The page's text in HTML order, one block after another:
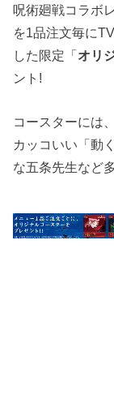
呪術廻戦コラボ
を1品注文毎に
した限定「オリ
ント!
コースターには
カッコいい「動
な五条先生など